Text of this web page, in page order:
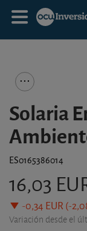
Solaria
ES0165386014
16,03
-0,34 EUR (-
Variación desde el